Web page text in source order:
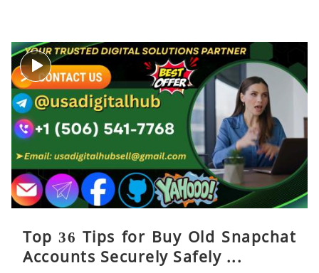
Top 36 Tips for Buy Old Snapchat
Accounts Securely Safely ...